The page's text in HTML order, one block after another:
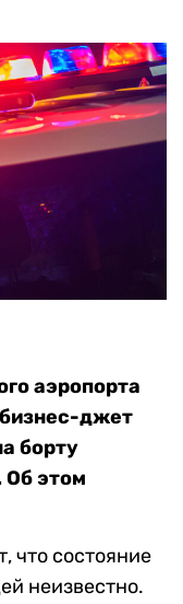
аэропорта
джет
борту
Об этом
что состояние
неизвестно.